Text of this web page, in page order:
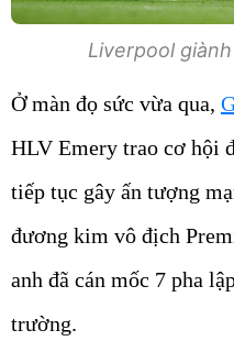
Liverpool
Ở màn đọ sức vừa qua,
HLV Emery trao cơ hội
tiếp tục gây ấn tượng
đương kim vô địch
anh đã cán mốc 7 pha
trường.